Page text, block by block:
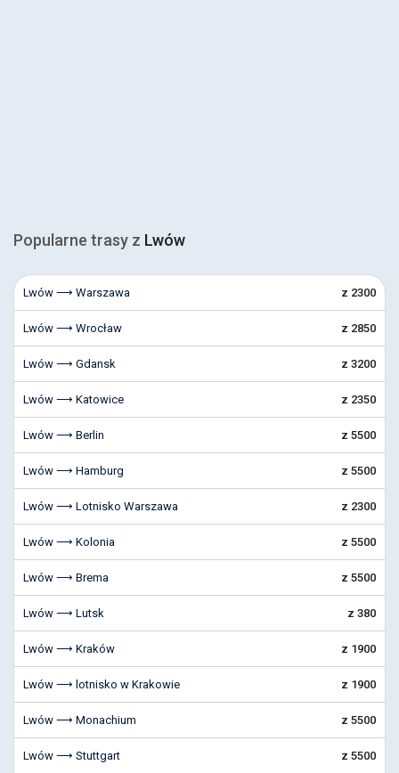
Popularne trasy z Lwów
Lwów ⟶ Warszawa z 2300
Lwów ⟶ Wrocław z 2850
Lwów ⟶ Gdansk z 3200
Lwów ⟶ Katowice z 2350
Lwów ⟶ Berlin z 5500
Lwów ⟶ Hamburg z 5500
Lwów ⟶ Lotnisko Warszawa z 2300
Lwów ⟶ Kolonia z 5500
Lwów ⟶ Brema z 5500
Lwów ⟶ Lutsk z 380
Lwów ⟶ Kraków z 1900
Lwów ⟶ lotnisko w Krakowie z 1900
Lwów ⟶ Monachium z 5500
Lwów ⟶ Stuttgart z 5500